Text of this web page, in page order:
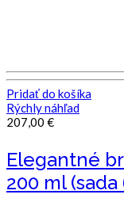
Pridať do košíka
Rýchly náhľad
207,00 €
Elegantné
200 ml (sada